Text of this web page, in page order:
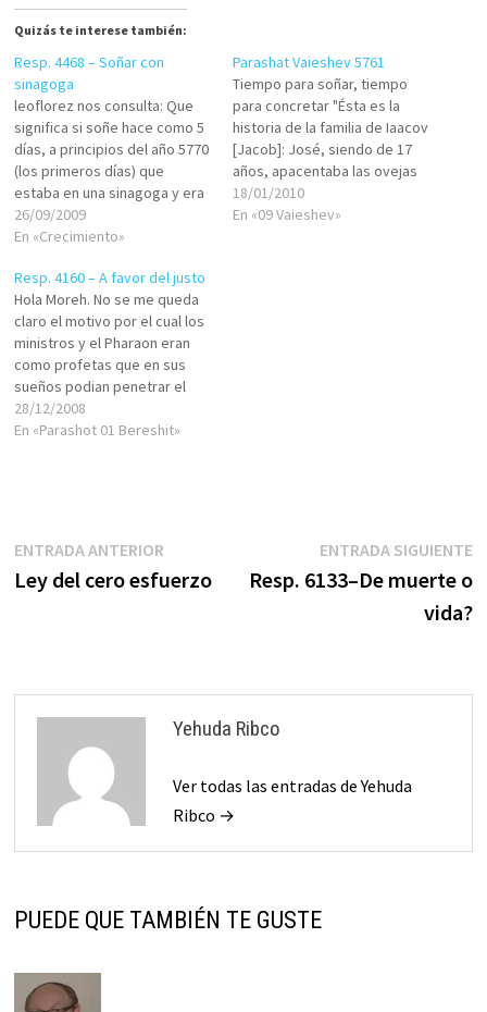
Quizás te interese también:
Resp. 4468 – Soñar con
sinagoga
leoflorez nos consulta: Que
significa si soñe hace como 5
días, a principios del año 5770
(los primeros días) que
estaba en una sinagoga y era
Yom Kipur... Leo Florez, 22,
estudiante, PTY Buen día. Una
que su alma está anhelando
crecer en verdadera
espiritualidad, en actos…
26/09/2009
En «Crecimiento»
Parashat Vaieshev 5761
Tiempo para soñar, tiempo
para concretar "Ésta es la
historia de la familia de Iaacov
[Jacob]: José, siendo de 17
años, apacentaba las ovejas
con sus hermanos; y el joven
estaba con los hijos de Bilha y
18/01/2010
En «09 Vaieshev»
Resp. 4160 – A favor del justo
Hola Moreh. No se me queda
claro el motivo por el cual los
ministros y el Pharaon eran
como profetas que en sus
sueños podian penetrar el
futuro y conocer lo que
vendria. Me puede enclarecer
28/12/2008
En «Parashot 01 Bereshit»
Navegación
de
ENTRADA ANTERIOREntrada
anterior:
Ley del cero esfuerzo
ENTRADA SIGUIENTE
Resp. 6133–De muerte o
vida?
Yehuda Ribco
Ver todas las entradas de Yehuda
Ribco →
PUEDE QUE TAMBIÉN TE GUSTE